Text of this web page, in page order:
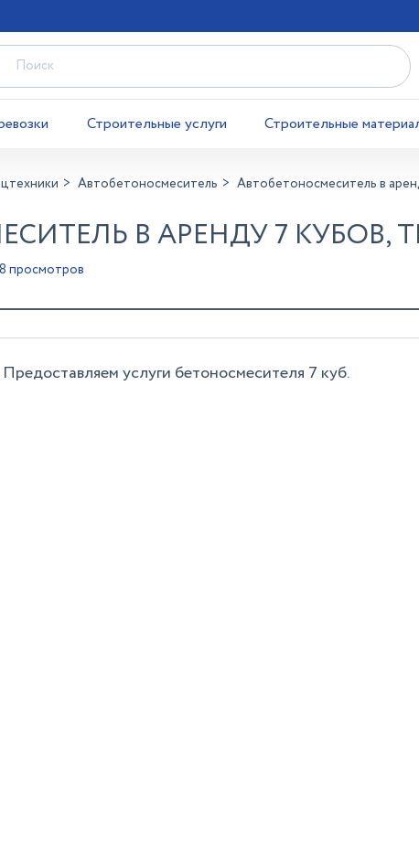
Строительные услуги Строительные
Автобетоносмеситель Автобетоносмеситель в
В АРЕНДУ 7 КУБОВ,
просмотров
услуги бетоносмесителя 7 куб.